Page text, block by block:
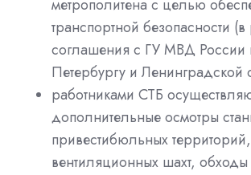
метрополитена с целью
транспортной безопасности
соглашения с ГУ МВД России
Петербургу и Ленинградской
работниками СТБ
дополнительные осмотры
привестибюльных
вентиляционных шахт, обходы